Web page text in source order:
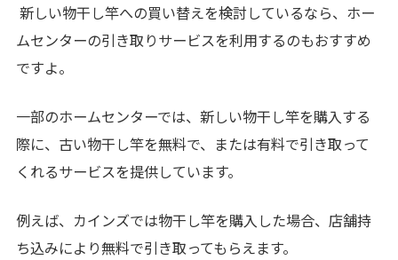
新しい物干し竿への買い替えを検討しているなら、ホー
ムセンターの引き取りサービスを利用するのもおすすめ
ですよ。
一部のホームセンターでは、新しい物干し竿を購入する
際に、古い物干し竿を無料で、または有料で引き取って
くれるサービスを提供しています。
例えば、カインズでは物干し竿を購入した場合、店舗持
ち込みにより無料で引き取ってもらえます。